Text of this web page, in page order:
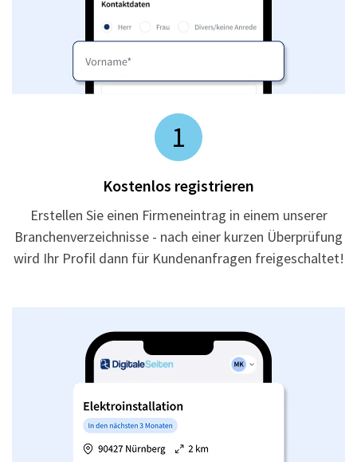
1
Kostenlos registrieren
Erstellen Sie einen Firmeneintrag in einem unserer
Branchenverzeichnisse - nach einer kurzen Überprüfung
wird Ihr Profil dann für Kundenanfragen freigeschaltet!